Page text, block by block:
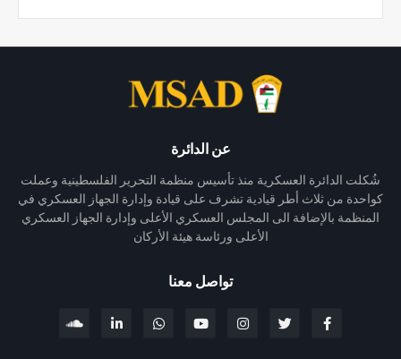
عن الدائرة
شُكلت الدائرة العسكرية منذ تأسيس منظمة التحرير الفلسطينية وعملت
كواحدة من ثلاث أطر قيادية تشرف على قيادة وإدارة الجهاز العسكري في
المنظمة بالإضافة الى المجلس العسكري الأعلى وإدارة الجهاز العسكري
الأعلى ورئاسة هيئة الأركان
تواصل معنا